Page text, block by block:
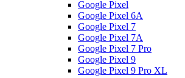
Google Pixel
Google Pixel 6A
Google Pixel 7
Google Pixel 7А
Google Pixel 7 Pro
Google Pixel 9
Google Pixel 9 Pro XL